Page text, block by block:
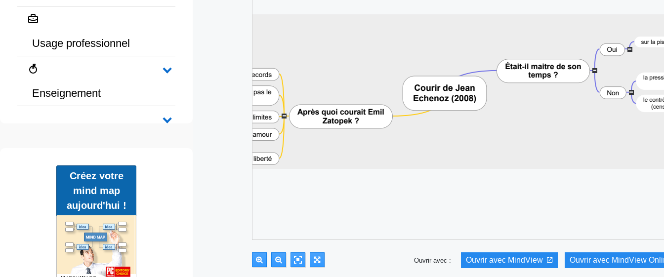
Usage professionnel
Enseignement
Créez votre
mind map
aujourd'hui !
Ouvrir avec : Ouvrir avec MindView Ouvrir avec MindView